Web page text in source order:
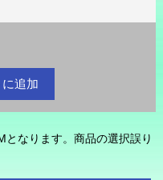
なります。商品の選択誤り